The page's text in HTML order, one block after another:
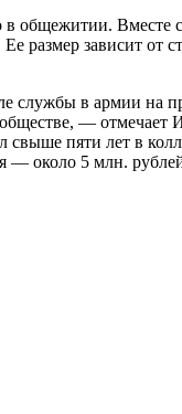
в общежитии. Вместе
размер зависит от
службы в армии на
— отмечает
пяти лет в
— около 5 млн.